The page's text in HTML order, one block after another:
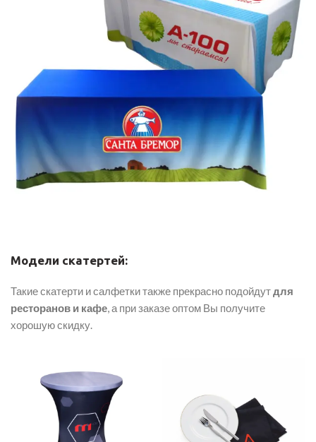
Модели скатертей:
Такие скатерти и салфетки также прекрасно подойдутдля
ресторанов и кафе, а при заказе оптом Вы получите
хорошую скидку.